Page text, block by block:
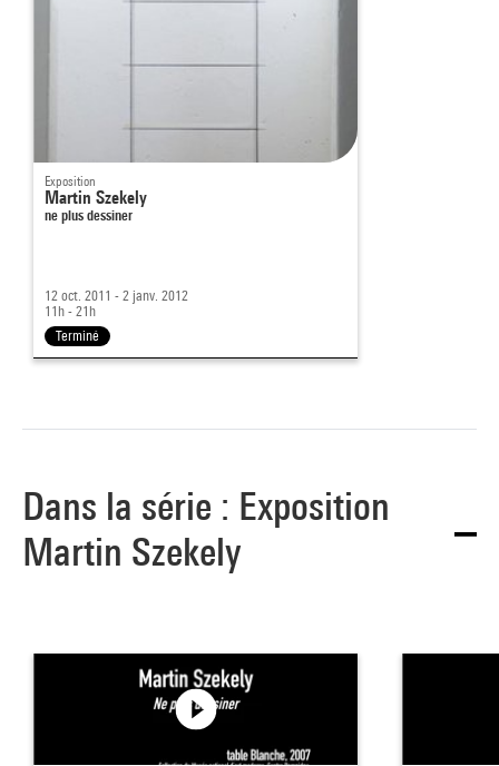
Exposition
Martin Szekely
ne plus dessiner
12 oct. 2011 - 2 janv. 2012
11h - 21h
Terminé
Dans la série : Exposition
Martin Szekely